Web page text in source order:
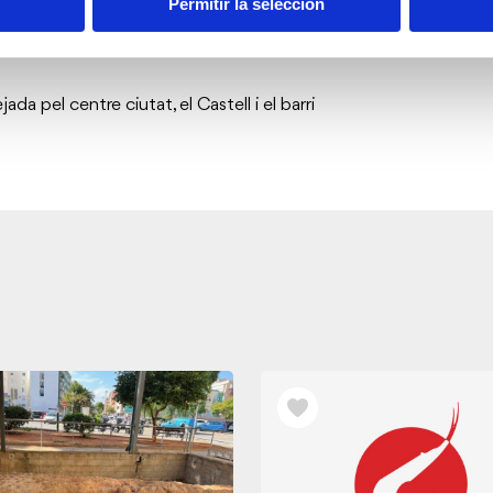
Permitir la selección
pel centre ciutat, el Castell i el barri